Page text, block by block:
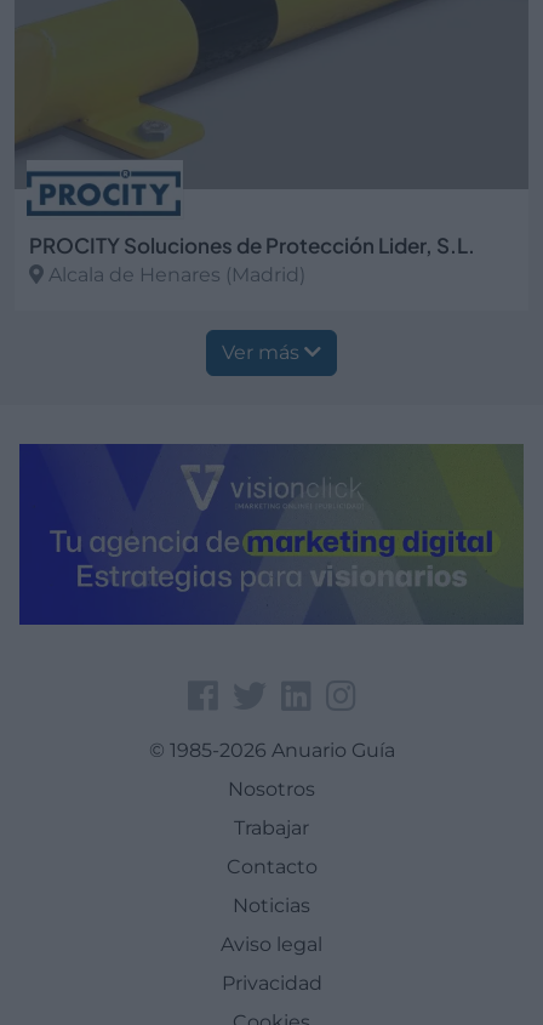
PROCITY Soluciones de Protección Lider, S.L.
Alcala de Henares (Madrid)
Ver más
© 1985-2026 Anuario Guía
Nosotros
Trabajar
Contacto
Noticias
Aviso legal
Privacidad